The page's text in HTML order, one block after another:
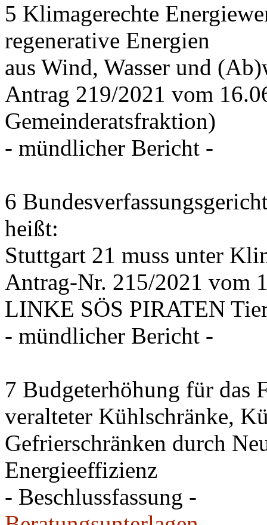
5 Klimagerechte
regenerative Energien
aus Wind, Wasser und
Antrag 219/2021 vom
Gemeinderatsfraktion)
- mündlicher Bericht -
6
heißt:
Stuttgart 21 muss unter
Antrag-Nr. 215/2021 vom
LINKE SÖS PIRATEN
- mündlicher Bericht -
7 Budgeterhöhung für das
veralteter Kühlschränke,
Gefrierschränken durch
Energieeffizienz
- Beschlussfassung -